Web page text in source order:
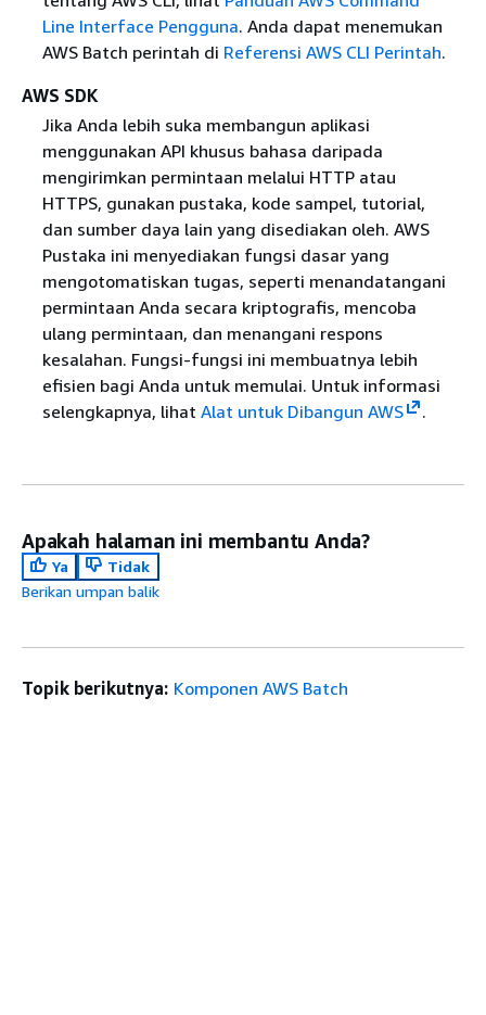
Line Interface Pengguna. Anda dapat menemukan
AWS Batch perintah di Referensi AWS CLI Perintah.
AWS SDK
Jika Anda lebih suka membangun aplikasi
menggunakan API khusus bahasa daripada
mengirimkan permintaan melalui HTTP atau
HTTPS, gunakan pustaka, kode sampel, tutorial,
dan sumber daya lain yang disediakan oleh. AWS
Pustaka ini menyediakan fungsi dasar yang
mengotomatiskan tugas, seperti menandatangani
permintaan Anda secara kriptografis, mencoba
ulang permintaan, dan menangani respons
kesalahan. Fungsi-fungsi ini membuatnya lebih
efisien bagi Anda untuk memulai. Untuk informasi
selengkapnya, lihat Alat untuk Dibangun AWS .
Apakah halaman ini membantu Anda?
Ya
Tidak
Berikan umpan balik
Topik berikutnya: Komponen AWS Batch